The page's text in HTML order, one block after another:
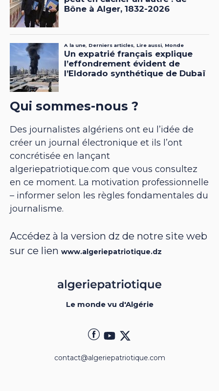
Qui sommes-nous ?
Des journalistes algériens ont eu l’idée de
créer un journal électronique et ils l’ont
concrétisée en lançant
algeriepatriotique.com que vous consultez
en ce moment. La motivation professionnelle
– informer selon les règles fondamentales du
journalisme.
Accédez à la version dz de notre site web
sur ce lien www.algeriepatriotique.dz
Le monde vu d'Algérie
contact@algeriepatriotique.com